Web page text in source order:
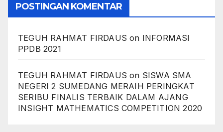
POSTINGAN KOMENTAR
TEGUH RAHMAT FIRDAUS on INFORMASI
PPDB 2021
TEGUH RAHMAT FIRDAUS on SISWA SMA
NEGERI 2 SUMEDANG MERAIH PERINGKAT
SERIBU FINALIS TERBAIK DALAM AJANG
INSIGHT MATHEMATICS COMPETITION 2020